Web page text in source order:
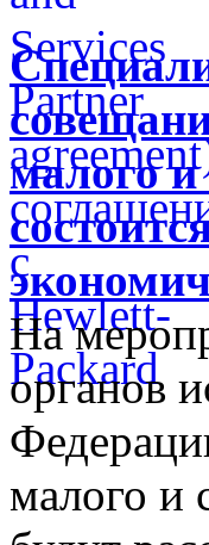
малого и
На
органов
малого и